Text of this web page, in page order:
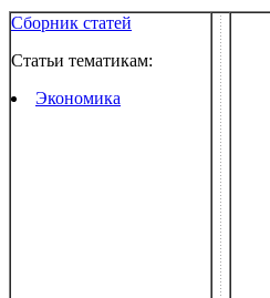
Сборник статей
Статьи тематикам:
Экономика